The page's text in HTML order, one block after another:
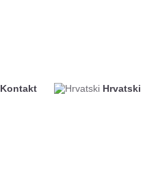
Kontakt Hrvatski